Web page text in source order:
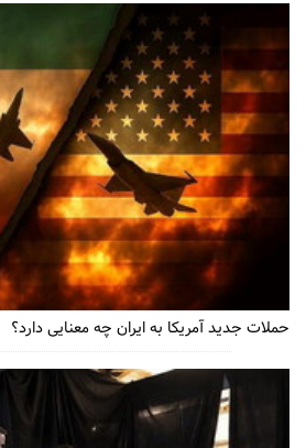
حملات جدید آمریکا به ایران چه معنایی دارد؟